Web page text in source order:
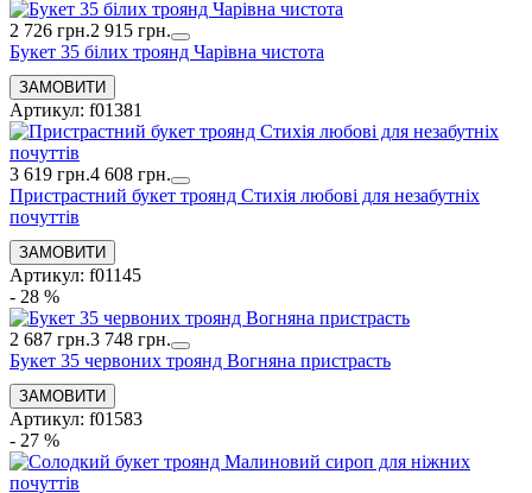
2 726 грн.2 915 грн.
Букет 35 білих троянд Чарівна чистота
Артикул: f01381
3 619 грн.4 608 грн.
Пристрастний букет троянд Стихія любові для незабутніх
почуттів
Артикул: f01145
- 28 %
2 687 грн.3 748 грн.
Букет 35 червоних троянд Вогняна пристрасть
Артикул: f01583
- 27 %